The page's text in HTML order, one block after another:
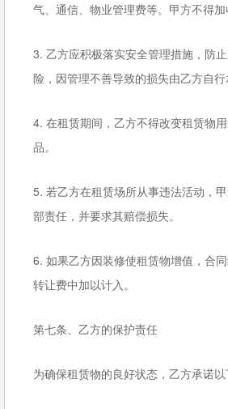
气、通信、物业管理费等。甲方不得加
3. 乙方应积极落实安全管理措施，防
险，因管理不善导致的损失由乙方自行
4. 在租赁期间，乙方不得改变租赁物
品。
5. 若乙方在租赁场所从事违法活动，
部责任，并要求其赔偿损失。
6. 如果乙方因装修使租赁物增值，合
转让费中加以计入。
第七条、乙方的保护责任
为确保租赁物的良好状态，乙方承诺以